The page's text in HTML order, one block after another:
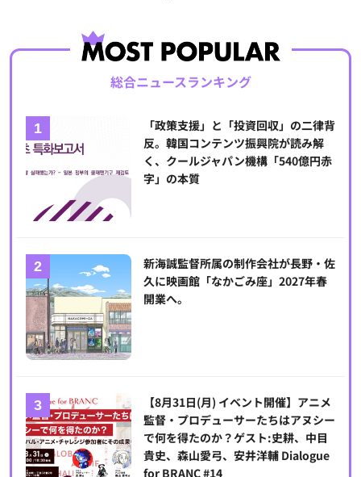
総合ニュースランキング
「政策支援」と「投資回収」の二律背
反。韓国コンテンツ振興院が読み解
く、クールジャパン機構「540億円赤
字」の本質
新海誠監督所属の制作会社が長野・佐
久に映画館「なかごみ座」2027年春
開業へ。
【8月31日(月) イベント開催】アニメ
監督・プロデューサーたちはアヌシー
で何を得たのか？ゲスト:史耕、中目
貴史、森山愛弓、安井洋輔 Dialogue
for BRANC #14